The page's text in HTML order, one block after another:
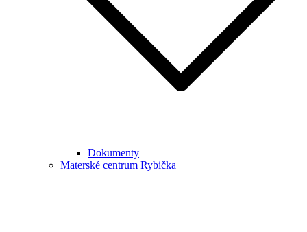
Dokumenty
Materské centrum Rybička